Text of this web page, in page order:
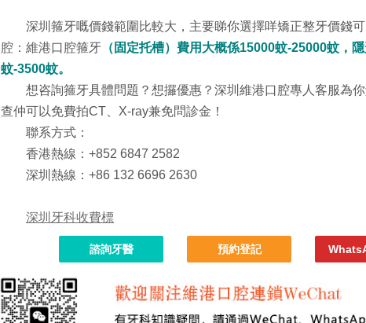
深圳箍牙嘅價錢範圍比較大，主要睇你選擇咩矯正整牙價錢
腔：維港口腔箍牙 （固定托槽）費用大概係15000蚊-25000蚊，
蚊-3500蚊。
想咨詢箍牙具體問題？想攞優惠？深圳維港口腔專人客服為
查仲可以免費拍CT、X-ray兼免問診金！
聯系方式：
香港熱線：+852 6847 2582
深圳熱線：+86 132 6696 2630
深圳牙科收費標
諮詢牙醫 預約登記